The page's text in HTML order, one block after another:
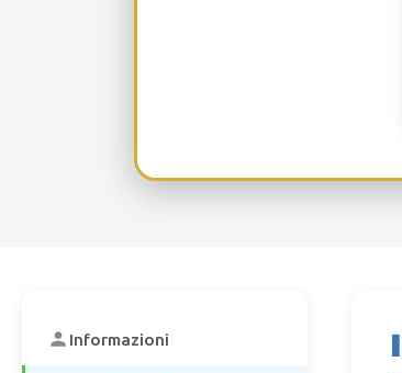
Informazioni